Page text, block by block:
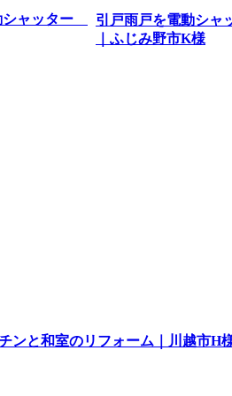
引戸雨戸を電動シャ
｜ふじみ野市K様
ンと和室のリフォーム｜川越市H